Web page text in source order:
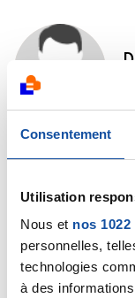
Consentement
Utilisation
Nous et nos
personnelles,
technologies
à des
Bonjour,
de votre comité
Bien cordialement
Dr A.Marceau